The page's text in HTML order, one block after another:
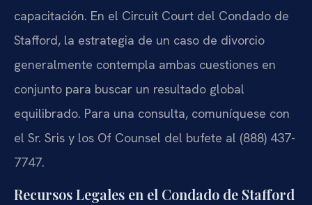
capacitación. En el Circuit Court del Condado de
Stafford, la estrategia de un caso de divorcio
generalmente contempla ambas cuestiones en
conjunto para buscar un resultado global
equilibrado. Para una consulta, comuníquese con
el Sr. Sris y los Of Counsel del bufete al (888) 437-
7747.
Recursos Legales en el Condado de Stafford